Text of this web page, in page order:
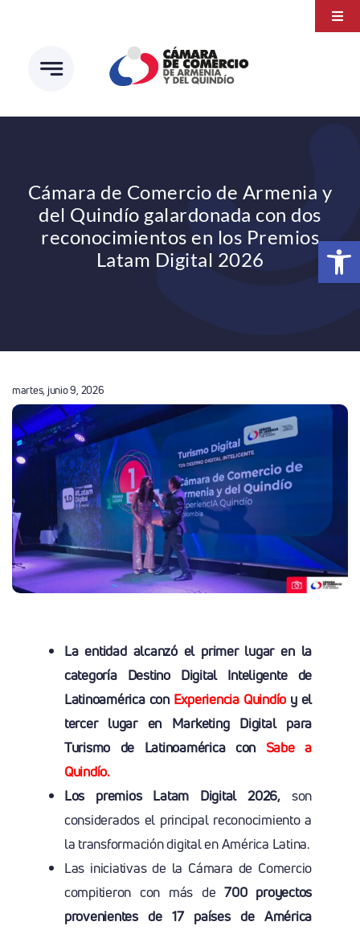
Abrir
contenido
Cámara de Comercio de Armenia y
del Quindío galardonada con dos
reconocimientos en los Premios
Latam Digital 2026
martes, junio 9, 2026
La entidad alcanzó el primer lugar en la
categoría Destino Digital Inteligente de
Latinoamérica conExperiencia Quindío y el
tercer lugar en Marketing Digital para
Turismo de Latinoamérica con Sabe a
Quindío.
Los premios Latam Digital 2026, son
considerados el principal reconocimiento a
la transformación digital en América Latina.
Las iniciativas de la Cámara de Comercio
compitieron con más de 700 proyectos
provenientes de 17 países de América